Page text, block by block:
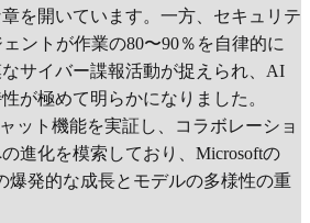
を開いています。一方、セキュリテ
ントが作業の80〜90％を自律的に
サイバー諜報活動が捉えられ、AI
が極めて明らかになりました。
ット機能を実証し、コラボレーショ
進化を模索しており、Microsoftの
爆発的な成長とモデルの多様性の重